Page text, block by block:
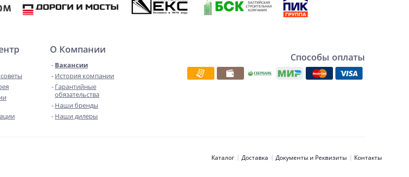
О Компании
Вакансии
История компании
Гарантийные
обязательства
Наши бренды
Наши дилеры
Способы оплаты
Каталог Доставка Документы и Реквизиты Контакты